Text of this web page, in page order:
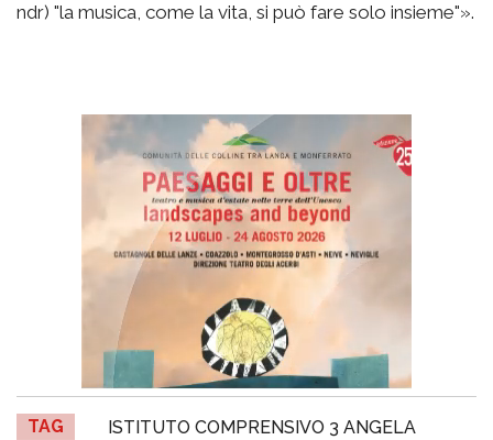
ndr) "la musica, come la vita, si può fare solo insieme"».
TAG
ISTITUTO COMPRENSIVO 3 ANGELA